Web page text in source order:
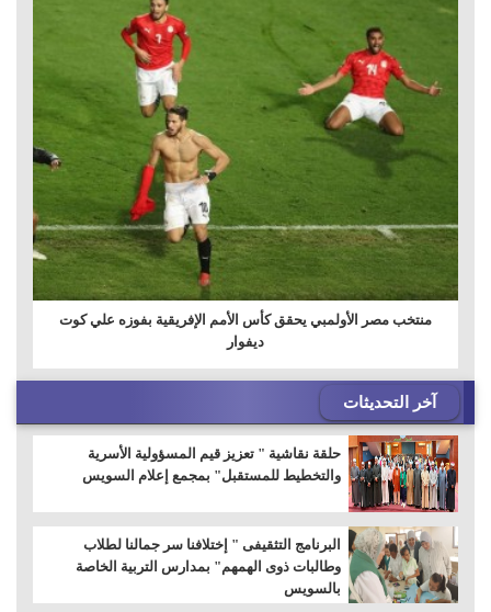
منتخب مصر الأولمبي يحقق كأس الأمم الإفريقية بفوزه علي كوت
ديفوار
آخر التحديثات
حلقة نقاشية " تعزيز قيم المسؤولية الأسرية
والتخطيط للمستقبل" بمجمع إعلام السويس
البرنامج التثقيفى " إختلافنا سر جمالنا لطلاب
وطالبات ذوى الهمهم" بمدارس التربية الخاصة
بالسويس